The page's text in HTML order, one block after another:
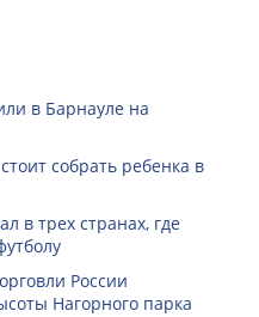
в Барнауле на
собрать ребенка в
в трех странах, где
России
Нагорного парка